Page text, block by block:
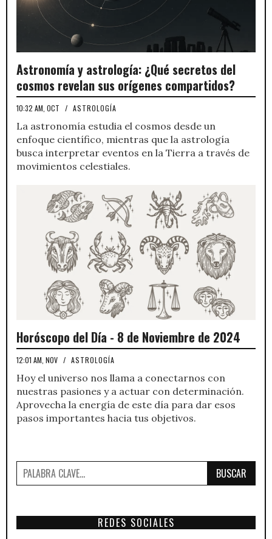
Astronomía y astrología: ¿Qué secretos del
cosmos revelan sus orígenes compartidos?
10:32 AM, OCT / ASTROLOGÍA
La astronomía estudia el cosmos desde un
enfoque científico, mientras que la astrología
busca interpretar eventos en la Tierra a través de
movimientos celestiales.
Horóscopo del Día - 8 de Noviembre de 2024
12:01 AM, NOV / ASTROLOGÍA
Hoy el universo nos llama a conectarnos con
nuestras pasiones y a actuar con determinación.
Aprovecha la energía de este día para dar esos
pasos importantes hacia tus objetivos.
BUSCAR
REDES SOCIALES